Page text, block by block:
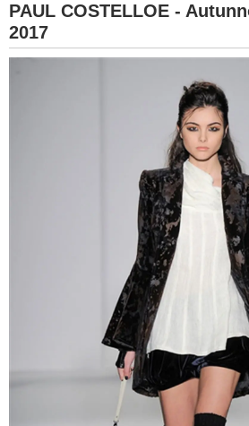
PAUL COSTELLOE -
2017